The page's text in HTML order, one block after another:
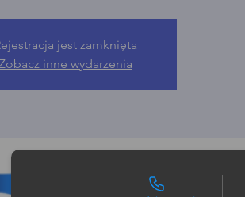
jest zamknięta
inne wydarzenia
Możliwości kontaktu